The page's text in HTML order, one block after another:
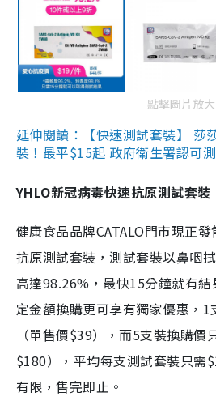
點擊圖片放大
延伸閱讀：【快速測試套裝】 莎
裝！最平$15起 政府衛生署認可
YHLO新冠病毒快速抗原測試套裝
健康食品品牌CATALO門市現正
抗原測試套裝，測試套裝以鼻咽
高達98.26%，最快15分鐘就有
定金額換購更可享有獨家優惠，
（單售價$39），而5支裝換購
$180），平均每支測試套裝只需
有限，售完即止。